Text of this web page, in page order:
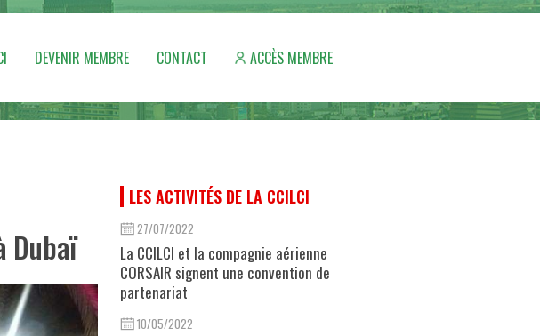
DEVENIR MEMBRE CONTACT ACCÈS MEMBRE
Dubaï
LES ACTIVITÉS DE LA CCILCI
27/07/2022
La CCILCI et la compagnie aérienne
CORSAIR signent une convention de
partenariat
10/05/2022